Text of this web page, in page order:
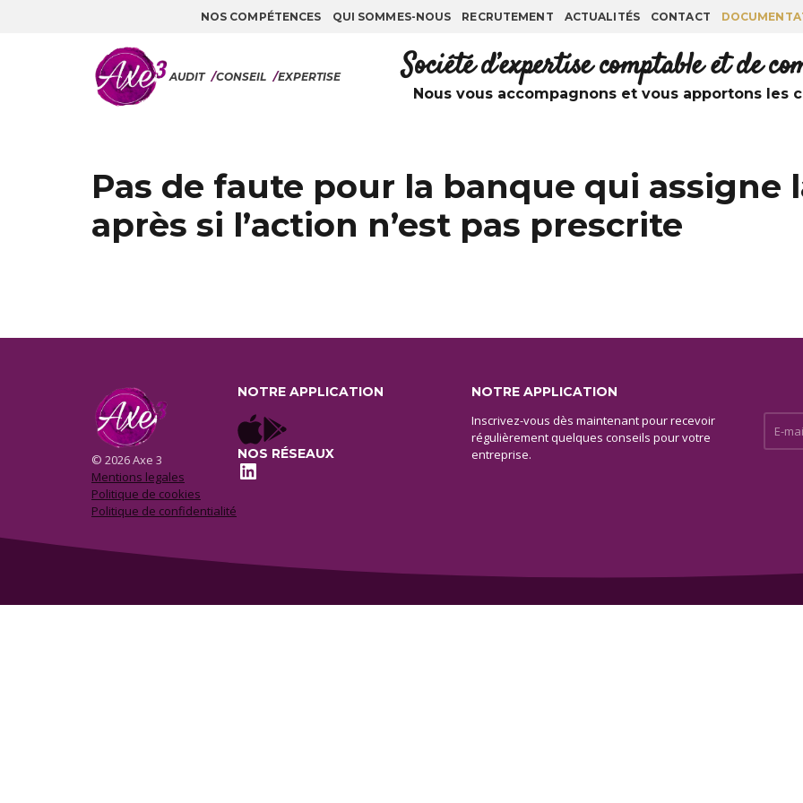
NOS COMPÉTENCES QUI SOMMES-NOUS RECRUTEMENT ACTUALITÉS CONTACT
AUDIT /CONSEIL /EXPERTISE Société d’expertise comptable et de
Nous vous accompagnons et vous apportons les
Pas de faute pour la banque qui assigne
après si l’action n’est pas prescrite
© 2026 Axe 3
Mentions legales
Politique de cookies
Politique de confidentialité
NOTRE APPLICATION
NOS RÉSEAUX
LinkedIn
NOTRE APPLICATION
Inscrivez-vous dès maintenant pour recevoir
régulièrement quelques conseils pour votre
entreprise.